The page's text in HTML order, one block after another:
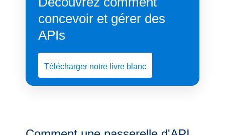
concevoir et gérer des
APIs
Télécharger notre livre blanc